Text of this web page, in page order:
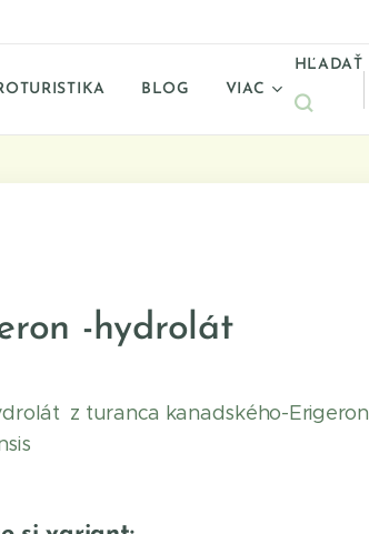
BLOG VIAC
HĽADAŤ
-hydrolát
z turanca kanadského-Erigeron